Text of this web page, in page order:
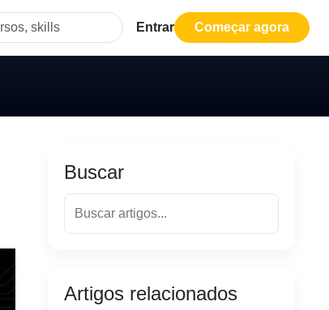
Entrar Começar agora
Buscar
Artigos relacionados